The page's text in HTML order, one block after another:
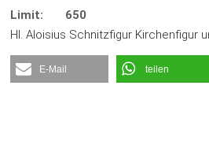
Limit:
650
Hl. Aloisius Schnitzfigur Kirchenfigur
E-Mail teilen